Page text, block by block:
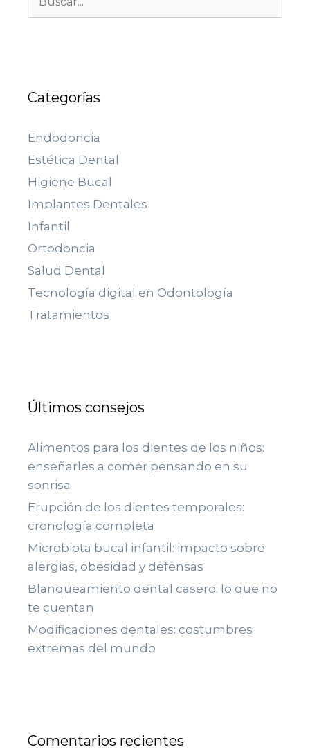
Categorías
Endodoncia
Estética Dental
Higiene Bucal
Implantes Dentales
Infantil
Ortodoncia
Salud Dental
Tecnología digital en Odontología
Tratamientos
Últimos consejos
Alimentos para los dientes de los niños:
enseñarles a comer pensando en su
sonrisa
Erupción de los dientes temporales:
cronología completa
Microbiota bucal infantil: impacto sobre
alergias, obesidad y defensas
Blanqueamiento dental casero: lo que no
te cuentan
Modificaciones dentales: costumbres
extremas del mundo
Comentarios recientes